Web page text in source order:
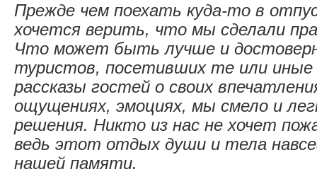
Прежде чем поехать куда-то в
хочется верить, что мы сделали
Что может быть лучше и
туристов, посетивших те или
рассказы гостей о своих
ощущениях, эмоциях, мы смело и
решения. Никто из нас не хочет
ведь этот отдых души и тела
нашей памяти.